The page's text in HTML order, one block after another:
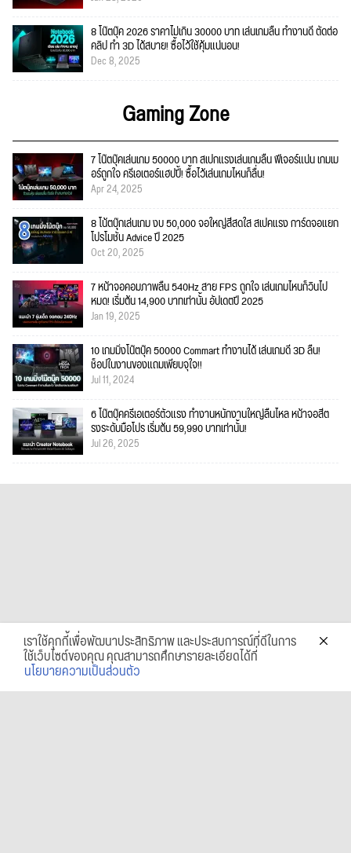
8 โน๊ตบุ๊ค 2026 ราคาไม่เกิน 30000 บาท เล่นเกมลื่น ทำงานดี ตัดต่อ
คลิป ทำ 3D ได้สบาย! ซื้อไว้ใช้คุ้มแน่นอน!
Dec 8, 2025
Gaming Zone
7 โน๊ตบุ๊คเล่นเกม 50000 บาท สเปกแรงเล่นเกมลื่น ฟีเจอร์แน่น เกมเม
อร์ถูกใจ ครีเอเตอร์แฮปปี้! ซื้อไว้เล่นเกมไหนก็ลื่น!
Apr 24, 2025
8 โน้ตบุ๊กเล่นเกม งบ 50,000 จอใหญ่สีสดใส สเปคแรง การ์ดจอแยก
โปรโมชั่น Advice ปี 2025
Oct 20, 2025
7 หน้าจอคอมภาพลื่น 540Hz สาย FPS ถูกใจ เล่นเกมไหนก็วินไป
หมด! เริ่มต้น 14,900 บาทเท่านั้น อัปเดตปี 2025
Jan 19, 2025
10 เกมมิ่งโน๊ตบุ๊ค 50000 Commart ทำงานได้ เล่นเกมดี 3D ลื่น!
ช็อปในงานของแถมเพียบจุใจ!!
Jul 11, 2024
6 โน๊ตบุ๊คครีเอเตอร์ตัวแรง ทำงานหนักงานใหญ่ลื่นไหล หน้าจอสีต
รงระดับมือโปร เริ่มต้น 59,990 บาทเท่านั้น!
Jul 26, 2025
เราใช้คุกกี้เพื่อพัฒนาประสิทธิภาพ และประสบการณ์ที่ดีในการ
ใช้เว็บไซต์ของคุณ คุณสามารถศึกษารายละเอียดได้ที่
นโยบายความเป็นส่วนตัว